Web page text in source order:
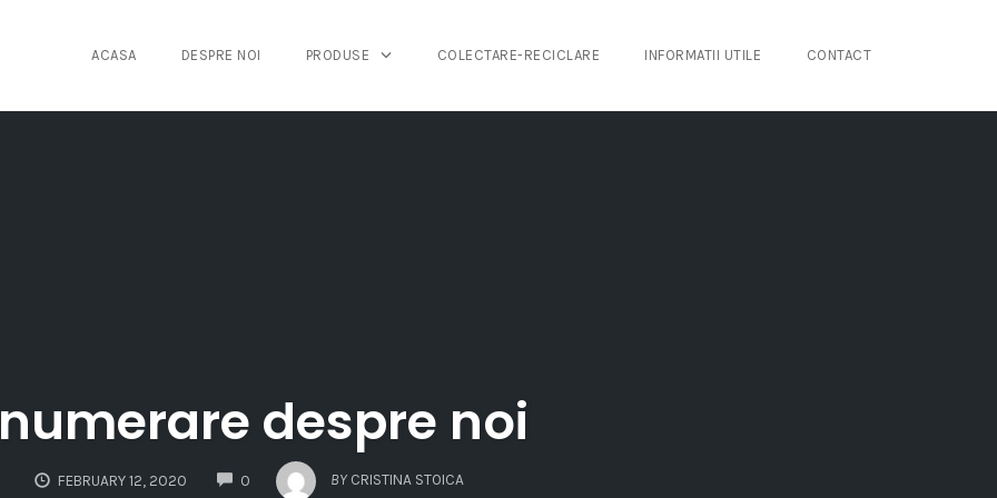
ACASA DESPRE NOI PRODUSE COLECTARE-RECICLARE INFORMATII UTILE CONTACT
despre noi
FEBRUARY 12, 2020 0
COMMENTS
BY CRISTINA STOICA